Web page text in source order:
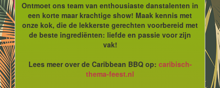
Ontmoet ons team van enthousiaste danstalenten in
een korte maar krachtige show! Maak kennis met
onze kok, die de lekkerste gerechten voorbereid met
de beste ingrediënten: liefde en passie voor zijn
vak!
Lees meer over de Caribbean BBQ op: caribisch-
thema-feest.nl